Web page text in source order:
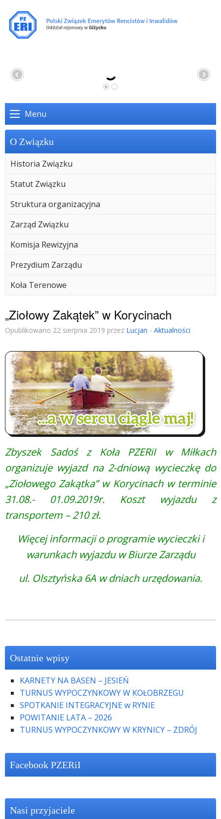
Menu
O Związku
Historia Związku
Statut Związku
Struktura organizacyjna
Zarząd Związku
Komisja Rewizyjna
Prezydium Zarządu
Koła Terenowe
„Ziołowy Zakątek” w Korycinach
Opublikowano 22 sierpnia 2019 przez Lucjan - Aktualności
Zbyszek Sadoś z Koła PZERiI w Miłkach
organizuje wyjazd na 2-dniową wycieczkę do
„Ziołowego Zakątka” w Korycinach w terminie
31.08.- 01.09.2019r. Koszt wyjazdu z
transportem – 210 zł.
Więcej informacji o programie wycieczki i
warunkach wyjazdu w Biurze Zarządu
ul. Olsztyńska 6A w dniach urzędowania.
Ostatnie wpisy
KARNETY NA BASEN – JESIEŃ
TURNUS WYPOCZYNKOWY W KOŁOBRZEGU
SPOTKANIE INTEGRACYJNE w RYNIE
POWITANIE LATA – 2026
TURNUS WYPOCZYNKOWY W KRYNICY – ZDRÓJ
Facebook PZERiI
Nasi przyjaciele